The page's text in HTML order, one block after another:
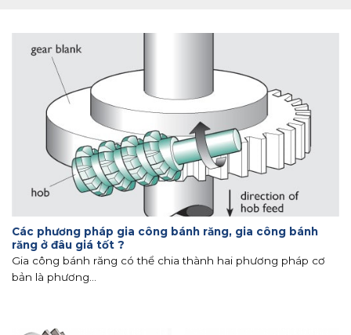
Các phương pháp gia công bánh răng, gia công bánh
răng ở đâu giá tốt ?
Gia công bánh răng có thể chia thành hai phương pháp cơ
bản là phương...